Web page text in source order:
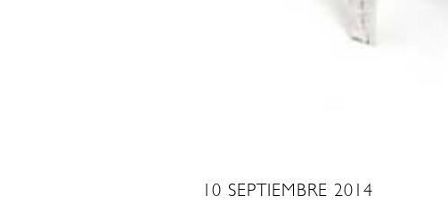
10 SEPTIEMBRE 2014